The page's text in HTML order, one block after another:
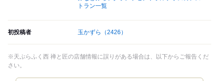
トラン一覧
初投稿者 玉かずら （2426）
※天ぷらふく西 禅と匠の店舗情報に誤りがある場合は、以下からご報告くだ
さい。